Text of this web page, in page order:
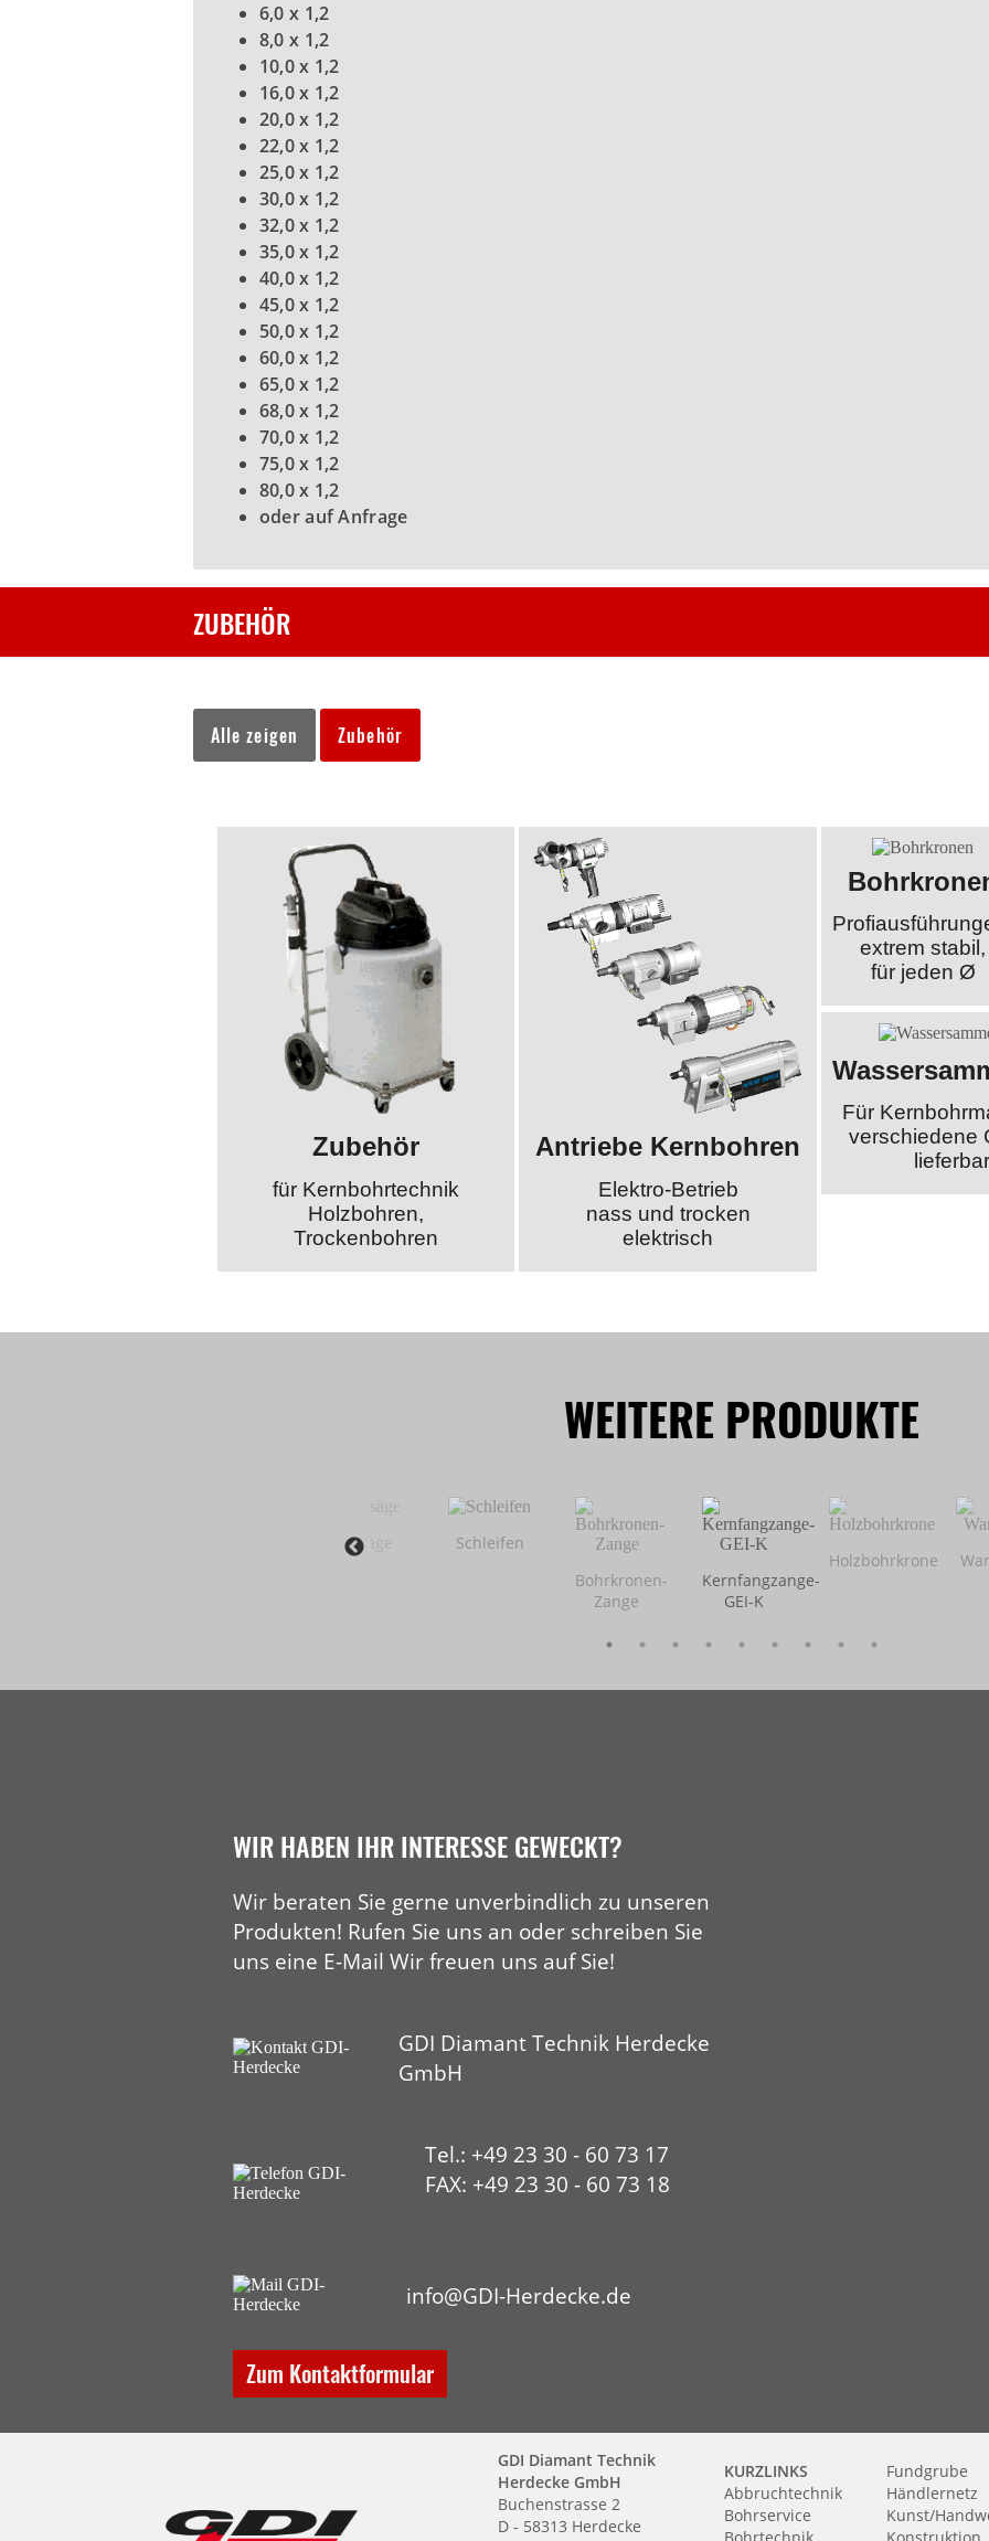
6,0 x 1,2
8,0 x 1,2
10,0 x 1,2
16,0 x 1,2
20,0 x 1,2
22,0 x 1,2
25,0 x 1,2
30,0 x 1,2
32,0 x 1,2
35,0 x 1,2
40,0 x 1,2
45,0 x 1,2
50,0 x 1,2
60,0 x 1,2
65,0 x 1,2
68,0 x 1,2
70,0 x 1,2
75,0 x 1,2
80,0 x 1,2
oder auf Anfrage
ZUBEHÖR
Alle zeigen Zubehör
Zubehör
für Kernbohrtechnik
Holzbohren,
Trockenbohren
Antriebe Kernbohren
Elektro-Betrieb
nass und trocken
elektrisch
extrem stabil,
für jeden Ø
Für
verschiedene
lieferbar
WEITERE PRODUKTE
Seilsäge
Schleifen
Bohrkronen-
Zange
Kernfangzange-
GEI-K
Holzbohrkrone
WIR HABEN IHR INTERESSE GEWECKT?
Wir beraten Sie gerne unverbindlich zu unseren
Produkten! Rufen Sie uns an oder schreiben Sie
uns eine E-Mail Wir freuen uns auf Sie!
GDI Diamant Technik Herdecke
GmbH
Tel.: +49 23 30 - 60 73 17
FAX: +49 23 30 - 60 73 18
info@GDI-Herdecke.de
Zum Kontaktformular
GDI Diamant Technik
Herdecke GmbH
Buchenstrasse 2
D - 58313 Herdecke
KURZLINKS
Abbruchtechnik
Bohrservice
Bohrtechnik
Fundgrube
Händlernetz
Kunst/
Konstruktion